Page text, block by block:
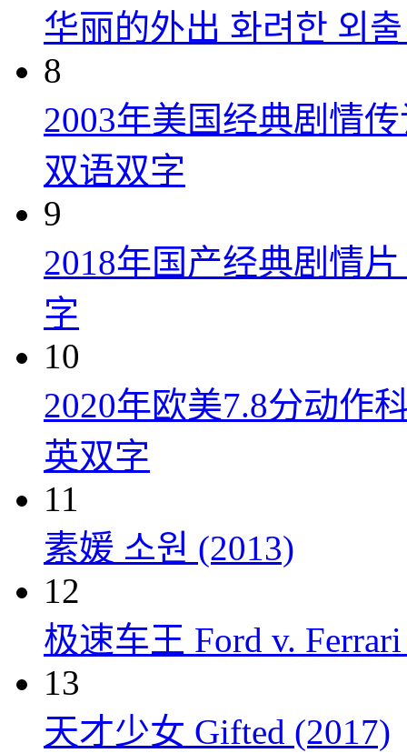
华丽的外出 화려한 외
8
2003年美国经典剧情
双语双字
9
2018年国产经典剧情
字
10
2020年欧美7.8分动作
英双字
11
素媛 소원 (2013)
12
极速车王 Ford v.
13
天才少女 Gifted (2017)